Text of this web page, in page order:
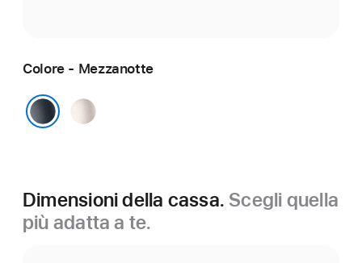
Colore - Mezzanotte
Galassia
Dimensioni della cassa. Scegli quella
più adatta a te.